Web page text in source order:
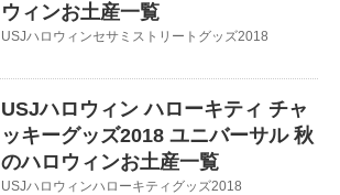
ウィンお土産一覧
USJハロウィンセサミストリートグッズ2018
USJハロウィン ハローキティ チャ
ッキーグッズ2018 ユニバーサル 秋
のハロウィンお土産一覧
USJハロウィンハローキティグッズ2018